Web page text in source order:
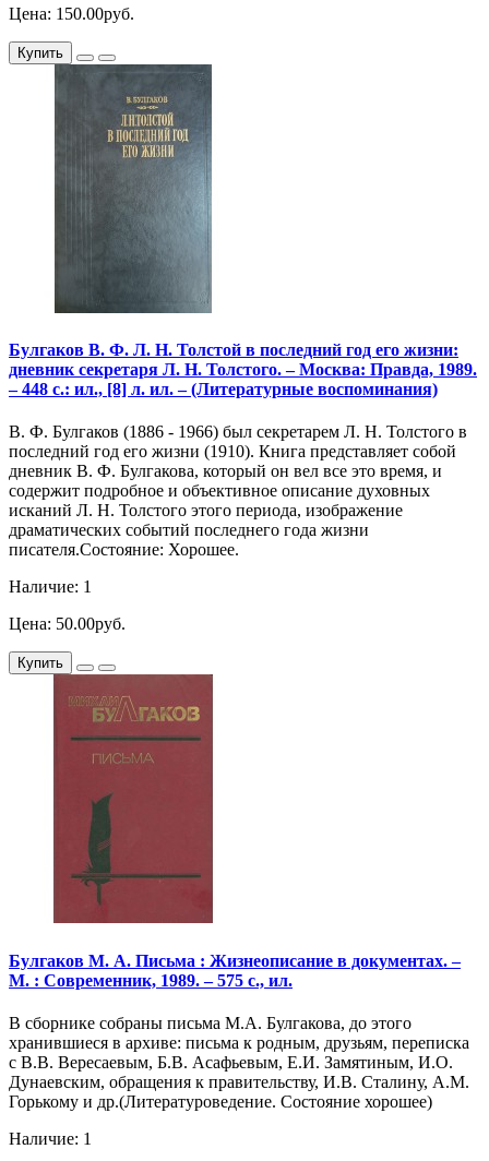
Цена: 150.00руб.
Купить
Булгаков В. Ф. Л. Н. Толстой в последний год его жизни:
дневник секретаря Л. Н. Толстого. – Москва: Правда, 1989.
– 448 с.: ил., [8] л. ил. – (Литературные воспоминания)
В. Ф. Булгаков (1886 - 1966) был секретарем Л. Н. Толстого в
последний год его жизни (1910). Книга представляет собой
дневник В. Ф. Булгакова, который он вел все это время, и
содержит подробное и объективное описание духовных
исканий Л. Н. Толстого этого периода, изображение
драматических событий последнего года жизни
писателя.Состояние: Хорошее.
Наличие: 1
Цена: 50.00руб.
Купить
Булгаков М. А. Письма : Жизнеописание в документах. –
М. : Современник, 1989. – 575 с., ил.
В сборнике собраны письма М.А. Булгакова, до этого
хранившиеся в архиве: письма к родным, друзьям, переписка
с В.В. Вересаевым, Б.В. Асафьевым, Е.И. Замятиным, И.О.
Дунаевским, обращения к правительству, И.В. Сталину, А.М.
Горькому и др.(Литературоведение. Состояние хорошее)
Наличие: 1